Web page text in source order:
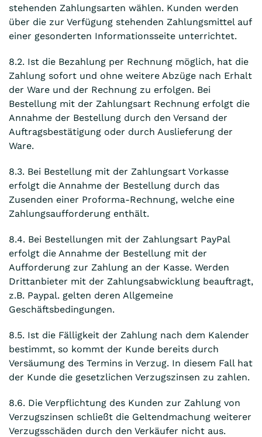
stehenden Zahlungsarten wählen. Kunden werden
über die zur Verfügung stehenden Zahlungsmittel auf
einer gesonderten Informationsseite unterrichtet.
8.2. Ist die Bezahlung per Rechnung möglich, hat die
Zahlung sofort und ohne weitere Abzüge nach Erhalt
der Ware und der Rechnung zu erfolgen. Bei
Bestellung mit der Zahlungsart Rechnung erfolgt die
Annahme der Bestellung durch den Versand der
Auftragsbestätigung oder durch Auslieferung der
Ware.
8.3. Bei Bestellung mit der Zahlungsart Vorkasse
erfolgt die Annahme der Bestellung durch das
Zusenden einer Proforma-Rechnung, welche eine
Zahlungsaufforderung enthält.
8.4. Bei Bestellungen mit der Zahlungsart PayPal
erfolgt die Annahme der Bestellung mit der
Aufforderung zur Zahlung an der Kasse. Werden
Drittanbieter mit der Zahlungsabwicklung beauftragt,
z.B. Paypal. gelten deren Allgemeine
Geschäftsbedingungen.
8.5. Ist die Fälligkeit der Zahlung nach dem Kalender
bestimmt, so kommt der Kunde bereits durch
Versäumung des Termins in Verzug. In diesem Fall hat
der Kunde die gesetzlichen Verzugszinsen zu zahlen.
8.6. Die Verpflichtung des Kunden zur Zahlung von
Verzugszinsen schließt die Geltendmachung weiterer
Verzugsschäden durch den Verkäufer nicht aus.